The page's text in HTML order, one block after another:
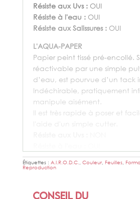
Résiste aux Uvs :OUI
Résiste à l'eau :OUI
Résiste aux Salissures :OUI
L'AQUA-PAPER
Papier peint tissé pré-encollé.
réactivable par une simple
d’eau, est pourvue d’un tack
Indéchirable, pratiquement
manipule aisément.
Il est très rapide à poser et
Résiste aux Salissures :OUI
Étiquettes : A.I.R.O.D.C., Couleur, Feuilles,
Reproduction
Conseil du